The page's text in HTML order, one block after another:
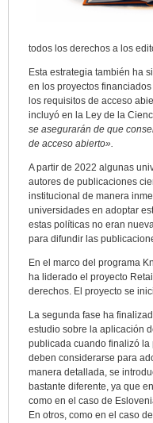
todos los derechos a los
Esta estrategia también ha
en los proyectos
los requisitos de acceso
incluyó en la Ley de la
se asegurarán de que
de acceso abierto».
A partir de 2022 algunas
autores de publicaciones
institucional de manera
universidades en adoptar
estas políticas no eran
para difundir las
En el marco del programa
ha liderado el proyecto
derechos. El proyecto se
La segunda fase ha
estudio sobre la aplicación
publicada cuando finalizó la
deben considerarse para
manera detallada, se
bastante diferente, ya que
como en el caso de
En otros, como en el caso